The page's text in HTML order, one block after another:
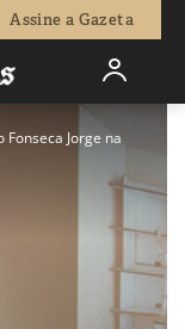
Assine a Gazeta
Fonseca Jorge na